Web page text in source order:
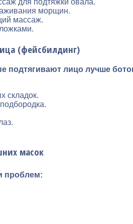
для подтяжки овала.
морщин.
массаж.
(фейсбилдинг)
подтягивают лицо лучше
складок.
масок
проблем: